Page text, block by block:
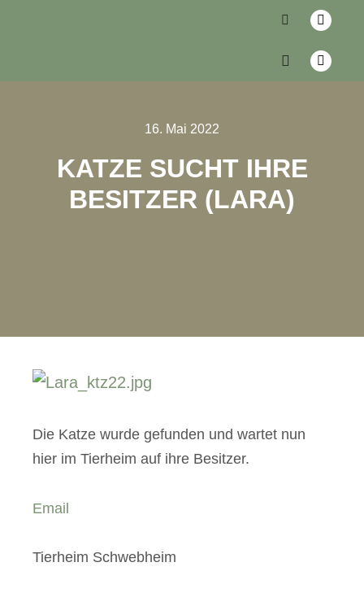
16. Mai 2022
KATZE SUCHT IHRE
BESITZER (LARA)
Die Katze wurde gefunden und wartet nun
hier im Tierheim auf ihre Besitzer.
Email
Tierheim Schwebheim